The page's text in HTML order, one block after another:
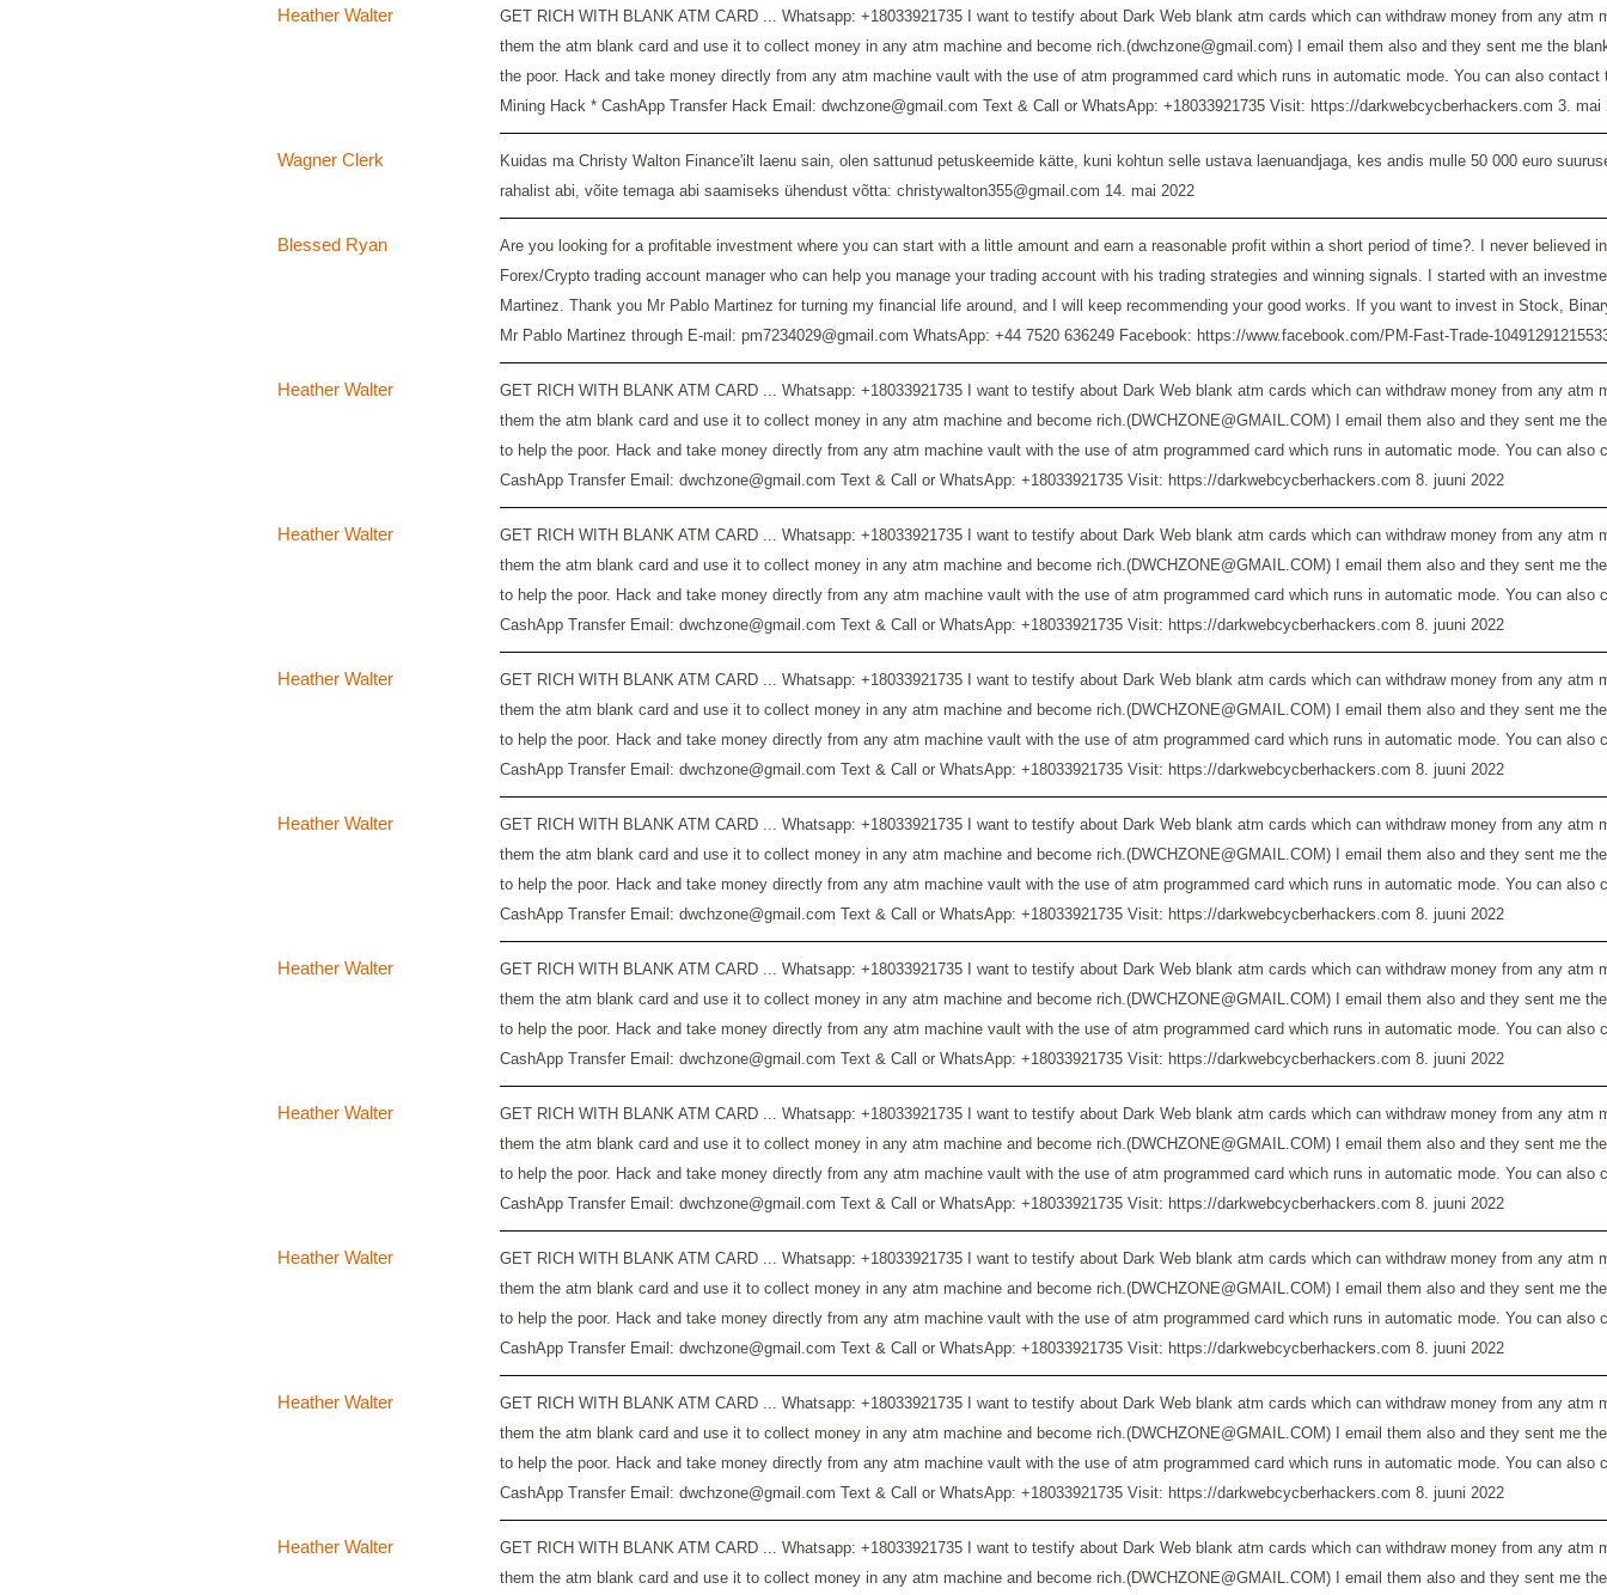
Heather Walter
GET RICH WITH BLANK ATM CARD ... Whatsapp: +18033921735 I want to testify about Dark Web blank atm cards which can withdraw money from any
them the atm blank card and use it to collect money in any atm machine and become rich.(dwchzone@gmail.com) I email them also and they sent me the
the poor. Hack and take money directly from any atm machine vault with the use of atm programmed card which runs in automatic mode. You can also
Mining Hack * CashApp Transfer Hack Email: dwchzone@gmail.com Text & Call or WhatsApp: +18033921735 Visit: https://darkwebcycberhackers.com 3. mai
Wagner Clerk
Kuidas ma Christy Walton Finance'ilt laenu sain, olen sattunud petuskeemide kätte, kuni kohtun selle ustava laenuandjaga, kes andis mulle 50 000 euro
rahalist abi, võite temaga abi saamiseks ühendust võtta: christywalton355@gmail.com 14. mai 2022
Blessed Ryan
Are you looking for a profitable investment where you can start with a little amount and earn a reasonable profit within a short period of time?. I never
Forex/Crypto trading account manager who can help you manage your trading account with his trading strategies and winning signals. I started with an
Martinez. Thank you Mr Pablo Martinez for turning my financial life around, and I will keep recommending your good works. If you want to invest in Stock,
Mr Pablo Martinez through E-mail: pm7234029@gmail.com WhatsApp: +44 7520 636249 Facebook: https://www.facebook.com/PM-Fast-Trade-
Heather Walter
GET RICH WITH BLANK ATM CARD ... Whatsapp: +18033921735 I want to testify about Dark Web blank atm cards which can withdraw money from any
them the atm blank card and use it to collect money in any atm machine and become rich.(DWCHZONE@GMAIL.COM) I email them also and they sent me
to help the poor. Hack and take money directly from any atm machine vault with the use of atm programmed card which runs in automatic mode. You can
CashApp Transfer Email: dwchzone@gmail.com Text & Call or WhatsApp: +18033921735 Visit: https://darkwebcycberhackers.com 8. juuni 2022
Heather Walter
GET RICH WITH BLANK ATM CARD ... Whatsapp: +18033921735 I want to testify about Dark Web blank atm cards which can withdraw money from any
them the atm blank card and use it to collect money in any atm machine and become rich.(DWCHZONE@GMAIL.COM) I email them also and they sent me
to help the poor. Hack and take money directly from any atm machine vault with the use of atm programmed card which runs in automatic mode. You can
CashApp Transfer Email: dwchzone@gmail.com Text & Call or WhatsApp: +18033921735 Visit: https://darkwebcycberhackers.com 8. juuni 2022
Heather Walter
GET RICH WITH BLANK ATM CARD ... Whatsapp: +18033921735 I want to testify about Dark Web blank atm cards which can withdraw money from any
them the atm blank card and use it to collect money in any atm machine and become rich.(DWCHZONE@GMAIL.COM) I email them also and they sent me
to help the poor. Hack and take money directly from any atm machine vault with the use of atm programmed card which runs in automatic mode. You can
CashApp Transfer Email: dwchzone@gmail.com Text & Call or WhatsApp: +18033921735 Visit: https://darkwebcycberhackers.com 8. juuni 2022
Heather Walter
GET RICH WITH BLANK ATM CARD ... Whatsapp: +18033921735 I want to testify about Dark Web blank atm cards which can withdraw money from any
them the atm blank card and use it to collect money in any atm machine and become rich.(DWCHZONE@GMAIL.COM) I email them also and they sent me
to help the poor. Hack and take money directly from any atm machine vault with the use of atm programmed card which runs in automatic mode. You can
CashApp Transfer Email: dwchzone@gmail.com Text & Call or WhatsApp: +18033921735 Visit: https://darkwebcycberhackers.com 8. juuni 2022
Heather Walter
GET RICH WITH BLANK ATM CARD ... Whatsapp: +18033921735 I want to testify about Dark Web blank atm cards which can withdraw money from any
them the atm blank card and use it to collect money in any atm machine and become rich.(DWCHZONE@GMAIL.COM) I email them also and they sent me
to help the poor. Hack and take money directly from any atm machine vault with the use of atm programmed card which runs in automatic mode. You can
CashApp Transfer Email: dwchzone@gmail.com Text & Call or WhatsApp: +18033921735 Visit: https://darkwebcycberhackers.com 8. juuni 2022
Heather Walter
GET RICH WITH BLANK ATM CARD ... Whatsapp: +18033921735 I want to testify about Dark Web blank atm cards which can withdraw money from any
them the atm blank card and use it to collect money in any atm machine and become rich.(DWCHZONE@GMAIL.COM) I email them also and they sent me
to help the poor. Hack and take money directly from any atm machine vault with the use of atm programmed card which runs in automatic mode. You can
CashApp Transfer Email: dwchzone@gmail.com Text & Call or WhatsApp: +18033921735 Visit: https://darkwebcycberhackers.com 8. juuni 2022
Heather Walter
GET RICH WITH BLANK ATM CARD ... Whatsapp: +18033921735 I want to testify about Dark Web blank atm cards which can withdraw money from any
them the atm blank card and use it to collect money in any atm machine and become rich.(DWCHZONE@GMAIL.COM) I email them also and they sent me
to help the poor. Hack and take money directly from any atm machine vault with the use of atm programmed card which runs in automatic mode. You can
CashApp Transfer Email: dwchzone@gmail.com Text & Call or WhatsApp: +18033921735 Visit: https://darkwebcycberhackers.com 8. juuni 2022
Heather Walter
GET RICH WITH BLANK ATM CARD ... Whatsapp: +18033921735 I want to testify about Dark Web blank atm cards which can withdraw money from any
them the atm blank card and use it to collect money in any atm machine and become rich.(DWCHZONE@GMAIL.COM) I email them also and they sent me
to help the poor. Hack and take money directly from any atm machine vault with the use of atm programmed card which runs in automatic mode. You can
CashApp Transfer Email: dwchzone@gmail.com Text & Call or WhatsApp: +18033921735 Visit: https://darkwebcycberhackers.com 8. juuni 2022
Heather Walter
GET RICH WITH BLANK ATM CARD ... Whatsapp: +18033921735 I want to testify about Dark Web blank atm cards which can withdraw money from any
them the atm blank card and use it to collect money in any atm machine and become rich.(DWCHZONE@GMAIL.COM) I email them also and they sent me